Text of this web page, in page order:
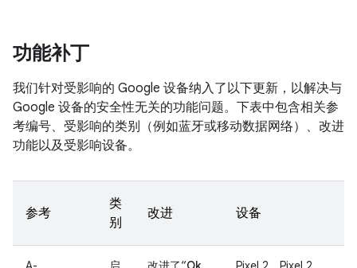
功能补丁
我们针对受影响的 Google 设备纳入了以下更新，以解决与
Google 设备的安全性无关的功能问题。下表中包含相关参
考编号、受影响的类别（例如蓝牙或移动数据网络）、改进
功能以及受影响设备。
参考
类
别
改进 设备